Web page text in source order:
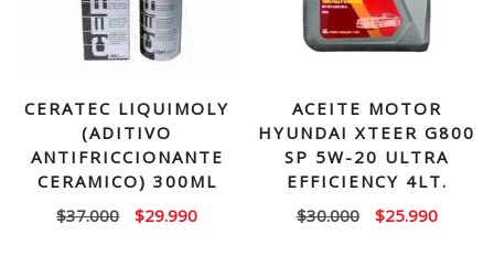
CERATEC LIQUIMOLY
(ADITIVO
ANTIFRICCIONANTE
CERAMICO) 300ML
$37.000
El
$29.990El
ACEITE MOTOR
HYUNDAI XTEER G800
SP 5W-20 ULTRA
EFFICIENCY 4LT.
$30.000
El
$25.990El